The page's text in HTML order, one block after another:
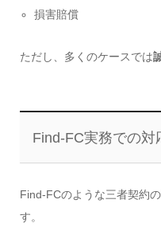
損害賠償
ただし、多くのケースでは
Find-FC実務での対
Find-FCのような三者契約
す。